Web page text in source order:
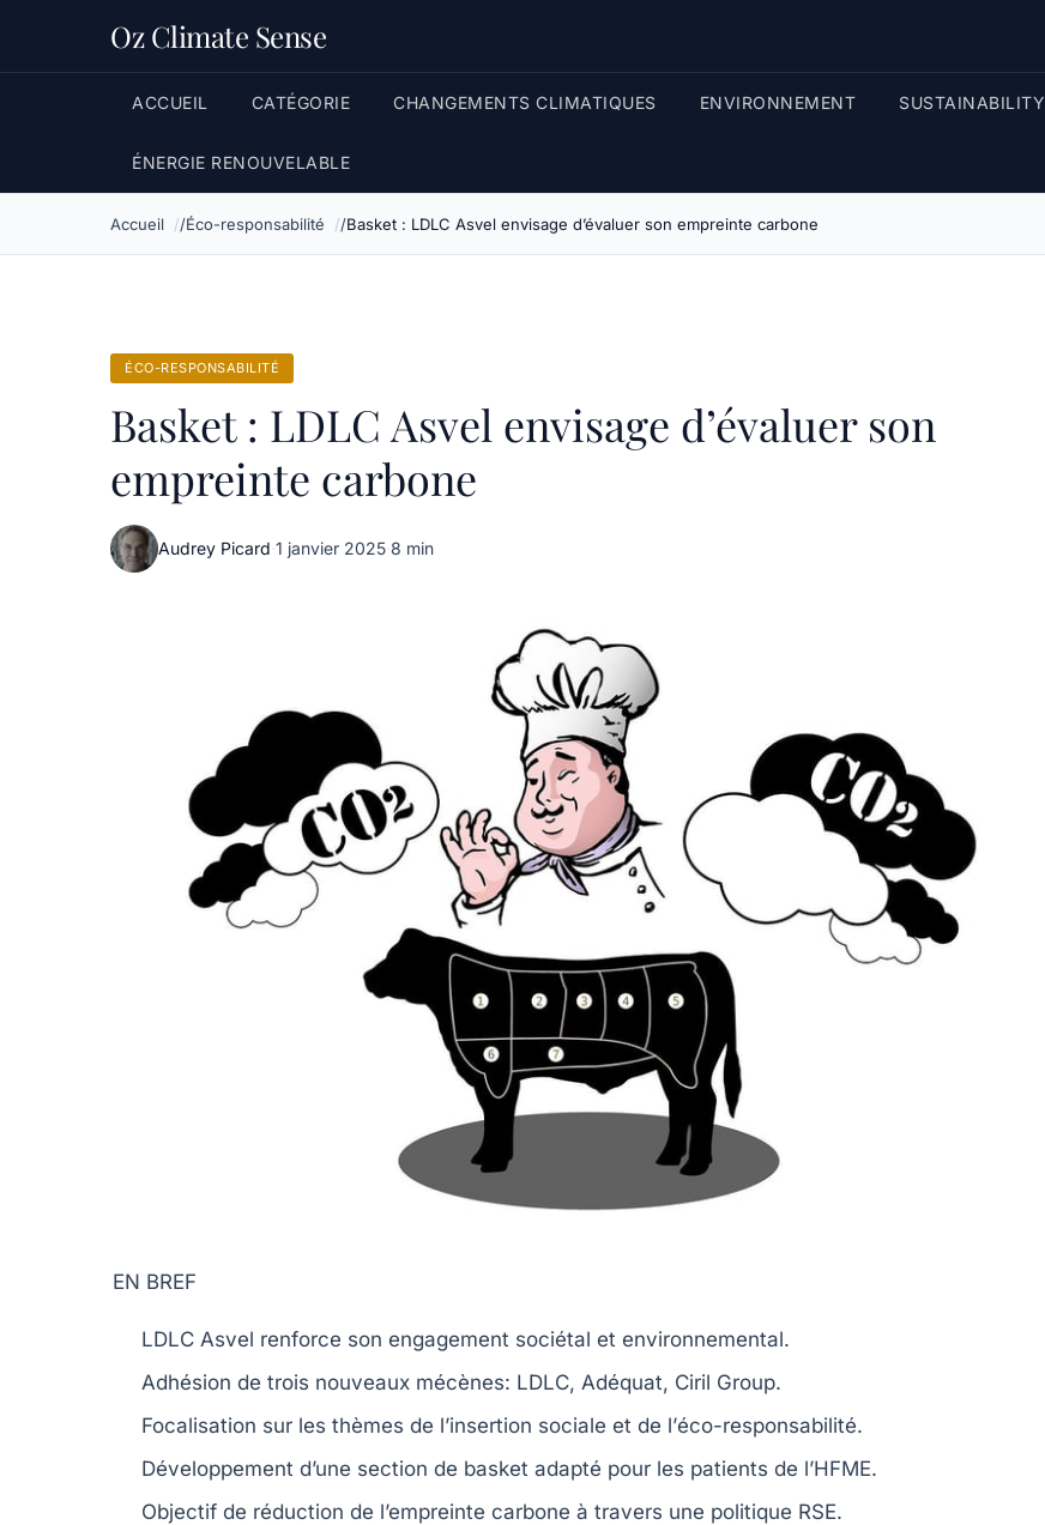
Oz Climate Sense
ACCUEIL CATÉGORIE CHANGEMENTS CLIMATIQUES ENVIRONNEMENT SUSTAINABILITY
ÉNERGIE RENOUVELABLE
Accueil Éco-responsabilité Basket : LDLC Asvel envisage d’évaluer son empreinte carbone
ÉCO-RESPONSABILITÉ
Basket : LDLC Asvel envisage d’évaluer son
empreinte carbone
Audrey Picard·1 janvier 2025·8 min
EN BREF
LDLC Asvel renforce son engagement sociétal et environnemental.
Adhésion de trois nouveaux mécènes: LDLC, Adéquat, Ciril Group.
Focalisation sur les thèmes de l’insertion sociale et de l’éco-responsabilité.
Développement d’une section de basket adapté pour les patients de l’HFME.
Objectif de réduction de l’empreinte carbone à travers une politique RSE.